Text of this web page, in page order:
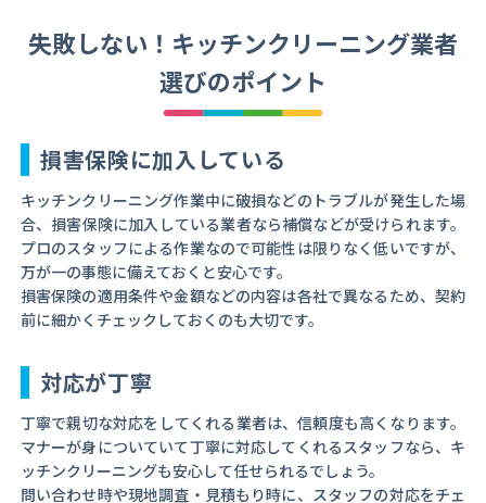
失敗しない！キッチンクリーニング業者
選びのポイント
損害保険に加入している
キッチンクリーニング作業中に破損などのトラブルが発生した場
合、損害保険に加入している業者なら補償などが受けられます。
プロのスタッフによる作業なので可能性は限りなく低いですが、
万が一の事態に備えておくと安心です。
損害保険の適用条件や金額などの内容は各社で異なるため、契約
前に細かくチェックしておくのも大切です。
対応が丁寧
丁寧で親切な対応をしてくれる業者は、信頼度も高くなります。
マナーが身についていて丁寧に対応してくれるスタッフなら、キ
ッチンクリーニングも安心して任せられるでしょう。
問い合わせ時や現地調査・見積もり時に、スタッフの対応をチェ